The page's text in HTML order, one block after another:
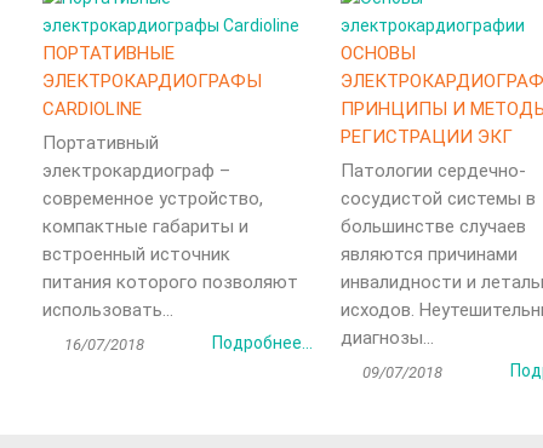
ПОРТАТИВНЫЕ
ЭЛЕКТРОКАРДИОГРАФЫ
CARDIOLINE
Портативный
электрокардиограф –
современное устройство,
компактные габариты и
встроенный источник
питания которого позволяют
использовать...
16/07/2018 Подробнее...
ОСНОВЫ
ПРИНЦИПЫ И
РЕГИСТРАЦИИ ЭКГ
Патологии сердечно-
сосудистой системы в
большинстве случаев
являются причинами
инвалидности и
исходов.
диагнозы...
09/07/2018